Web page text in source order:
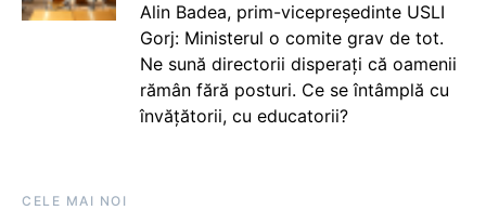
Alin Badea, prim-vicepreședinte USLI
Gorj: Ministerul o comite grav de tot.
Ne sună directorii disperați că oamenii
rămân fără posturi. Ce se întâmplă cu
învățătorii, cu educatorii?
CELE MAI NOI